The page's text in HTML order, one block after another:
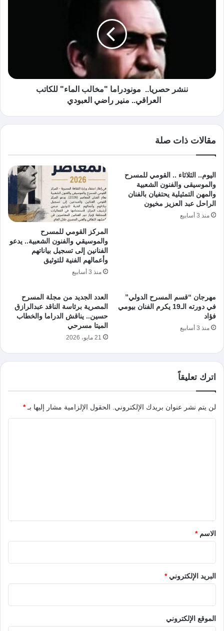
ننشر حصريا.. مونودراما "مخالب الماء" للكاتب
العراقي.. منير راضي العبودي
مقالات ذات صلة
اليوم.. الثلاثاء .. القومي للمسرح
والموسيقى والفنون الشعبية
والمهن التمثيلية يحتفيان بالفنان
الراحل عبد العزيز مخيون
منذ 3 أسابيع
المركز القومي للمسرح
والموسيقي والفنون الشعبية.. يدعو
الفنانين إلى تسجيل بياناتهم
وأعمالهم الفنية للتوثيق
منذ 3 أسابيع
مهرجان “قسم المسرح الدولي”
في دورته الـ19 يكرم الفنان بيومي
فؤاد
منذ 3 أسابيع
العدد الجديد من مجلة المسرح
المصرية برئاسة الناقد عبدالرازق
حسين.. يناقش الدراما والخطاب
الميتا مسرحي
21 مايو، 2026
اترك تعليقاً
لن يتم نشر عنوان بريدك الإلكتروني. الحقول الإلزامية مشار إليها بـ*
*الاسم*
البريد الإلكتروني*
الموقع الإلكتروني